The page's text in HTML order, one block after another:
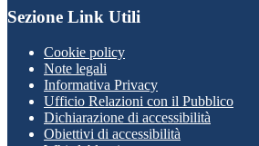
Sezione Link Utili
Cookie policy
Note legali
Informativa Privacy
Ufficio Relazioni con il Pubblico
Dichiarazione di accessibilità
Obiettivi di accessibilità